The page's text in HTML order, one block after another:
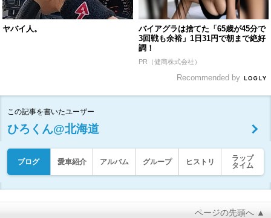
ヤバイ人。
バイアグラは捨てた「65歳が45分で
3回戦も余裕」1日31円で朝まで絶好
調！
PR（健商株式会社）
Recommended by
この記事を書いたユーザー
ひろくん@北海道
ブログ 愛車紹介 アルバム グループ ヒストリ
ラップ
タイム
ページの先頭へ ▲